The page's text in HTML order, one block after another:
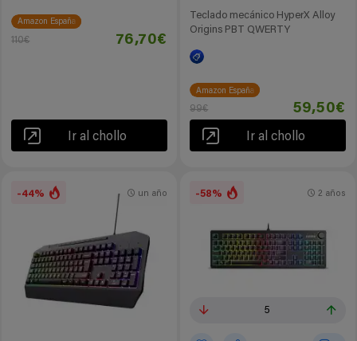
Amazon España
110€ 76,70€
Ir al chollo
Teclado mecánico HyperX Alloy
Origins PBT QWERTY
Amazon España
99€ 59,50€
Ir al chollo
-44% un año -58%
5
2 años